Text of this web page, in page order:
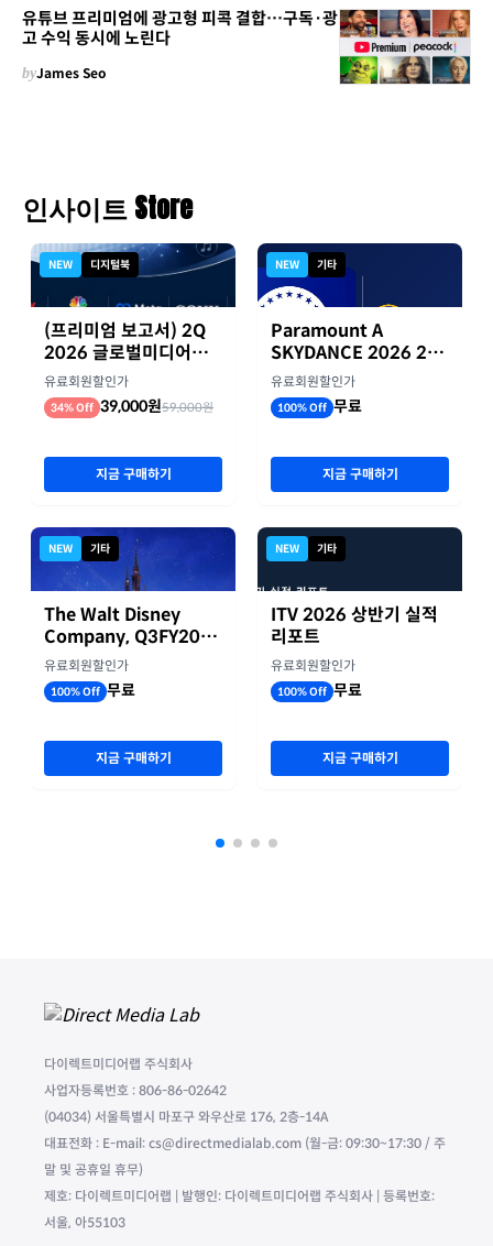
유튜브 프리미엄에 광고형 피콕 결합…구독·광
고 수익 동시에 노린다
byJames Seo
인사이트 Store
NEW 디지털북
(프리미엄 보고서) 2Q
2026 글로벌미디어기
업 실적 종합 보고서
유료회원할인가
34% Off 39,000원59,000원
지금 구매하기
NEW 기타
The Walt Disney
Company, Q3FY2026
실적자료
유료회원할인가
100% Off 무료
지금 구매하기
NEW 기타
Paramount A
SKYDANCE 2026 2분
기 실적
유료회원할인가
100% Off 무료
지금 구매하기
NEW 기타
ITV 2026 상반기 실적
리포트
유료회원할인가
100% Off 무료
지금 구매하기
다이렉트미디어랩 주식회사
사업자등록번호 : 806-86-02642
(04034) 서울특별시 마포구 와우산로 176, 2층-14A
대표전화 : E-mail: cs@directmedialab.com (월-금: 09:30~17:30 / 주
말 및 공휴일 휴무)
제호: 다이렉트미디어랩 | 발행인: 다이렉트미디어랩 주식회사 | 등록번호:
서울, 아55103